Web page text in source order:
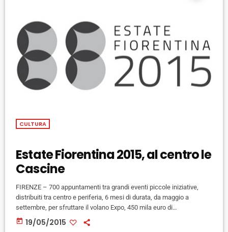
CULTURA
Estate Fiorentina 2015, al centro le
Cascine
FIRENZE – 700 appuntamenti tra grandi eventi piccole iniziative,
distribuiti tra centro e periferia, 6 mesi di durata, da maggio a
settembre, per sfruttare il volano Expo, 450 mila euro di
finanziamento e obiettivo un milione di persone alle Cascine. Ecco
l'Estate Fiorentina 2015, la seconda targata Nardella. Fulcro e luogo-
today 19/05/2015